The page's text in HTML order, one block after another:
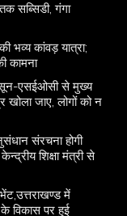
सब्सिडी, गंगा
भव्य कांवड़ यात्रा;
कामना
एसईओसी से मुख्य
खोला जाए, लोगों को न
संरचना होगी
शिक्षा मंत्री से
में
विकास पर हुई